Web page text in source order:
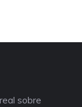
sobre